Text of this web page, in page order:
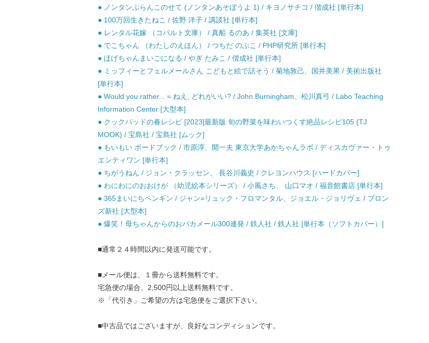
● ノンタンぶらんこのせて (ノンタンあそぼうよ 1) / キヨノサチコ / 偕成社 [単行本]
● 100万回生きたねこ / 佐野 洋子 / 講談社 [単行本]
● レンタル花嫁 （コバルト文庫） / 真船 るのあ / 集英社 [文庫]
● でこちゃん （わたしのえほん） / つちだ のぶこ / PHP研究所 [単行本]
● ほげちゃんまいごになる / やぎ たみこ / 偕成社 [単行本]
● ミッフィーとフェルメールさん こどもと絵で話そう / 菊地敦己、国井美果 / 美術出版社
[単行本]
● Would you rather... = ねえ, どれがいい? / John Burningham、松川真弓 / Labo Teaching
Information Center [大型本]
● クックパッドの春レシピ [2023]最新版 旬の野菜を味わいつくす絶品レシピ105 (TJ
MOOK) / 宝島社 / 宝島社 [ムック]
● もいもい ボードブック / 市原淳、開一夫 東京大学あかちゃんラボ / ディスカヴァー・トゥ
エンティワン [単行本]
● ちがうねん / ジョン・クラッセン、 長谷川義史 / クレヨンハウス [ハードカバー]
● わにわにのおおけが （幼児絵本シリーズ） / 小風さち、 山口マオ / 福音館書店 [単行本]
● 365まいにちペンギン / ジャン=リュック・フロマンタル、ジョエル・ジョリヴェ / ブロン
ズ新社 [大型本]
● 爆笑！母ちゃんからのおバカメール300連発 / 鉄人社 / 鉄人社 [単行本（ソフトカバー）]
■通常２４時間以内に発送可能です。
■メール便は、１冊から送料無料です。
宅急便の場合、2,500円以上送料無料です。
※「代引き」ご希望の方は宅急便をご選択下さい。
■中古品ではございますが、良好なコンディションです。